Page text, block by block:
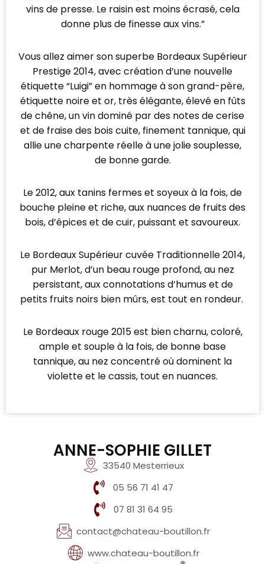
vins de presse. Le raisin est moins écrasé, cela
donne plus de finesse aux vins.”
Vous allez aimer son superbe Bordeaux Supérieur
Prestige 2014, avec création d’une nouvelle
étiquette “Luigi” en hommage à son grand-père,
étiquette noire et or, très élégante, élevé en fûts
de chêne, un vin dominé par des notes de cerise
et de fraise des bois cuite, finement tannique, qui
allie une charpente réelle à une jolie souplesse,
de bonne garde.
Le 2012, aux tanins fermes et soyeux à la fois, de
bouche pleine et riche, aux nuances de fruits des
bois, d’épices et de cuir, puissant et savoureux.
Le Bordeaux Supérieur cuvée Traditionnelle 2014,
pur Merlot, d’un beau rouge profond, au nez
persistant, aux connotations d’humus et de
petits fruits noirs bien mûrs, est tout en rondeur.
Le Bordeaux rouge 2015 est bien charnu, coloré,
ample et souple à la fois, de bonne base
tannique, au nez concentré où dominent la
violette et le cassis, tout en nuances.
ANNE-SOPHIE GILLET
33540 Mesterrieux
05 56 71 41 47
07 81 31 64 95
contact@chateau-boutillon.fr
www.chateau-boutillon.fr